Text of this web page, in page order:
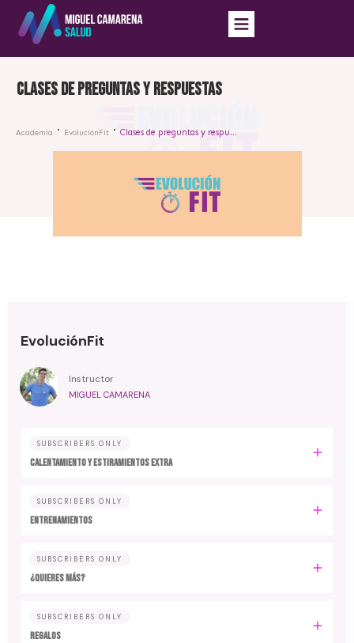
Clases de preguntas y respuestas
Academia EvoluciónFit Clases de preguntas y respuestas
EvoluciónFit
Instructor
MIGUEL CAMARENA
SUBSCRIBERS ONLY
Calentamiento y estiramientos extra
SUBSCRIBERS ONLY
Entrenamientos
SUBSCRIBERS ONLY
¿Quieres más?
SUBSCRIBERS ONLY
Regalos